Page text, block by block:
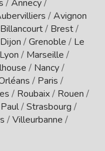
/Annecy/
/Avignon
/ Brest/
Dijon /Grenoble / Le
Lyon / Marseille /
/ Nancy/
/ Paris /
/ Roubaix/ Rouen /
/Strasbourg /
/Villeurbanne /